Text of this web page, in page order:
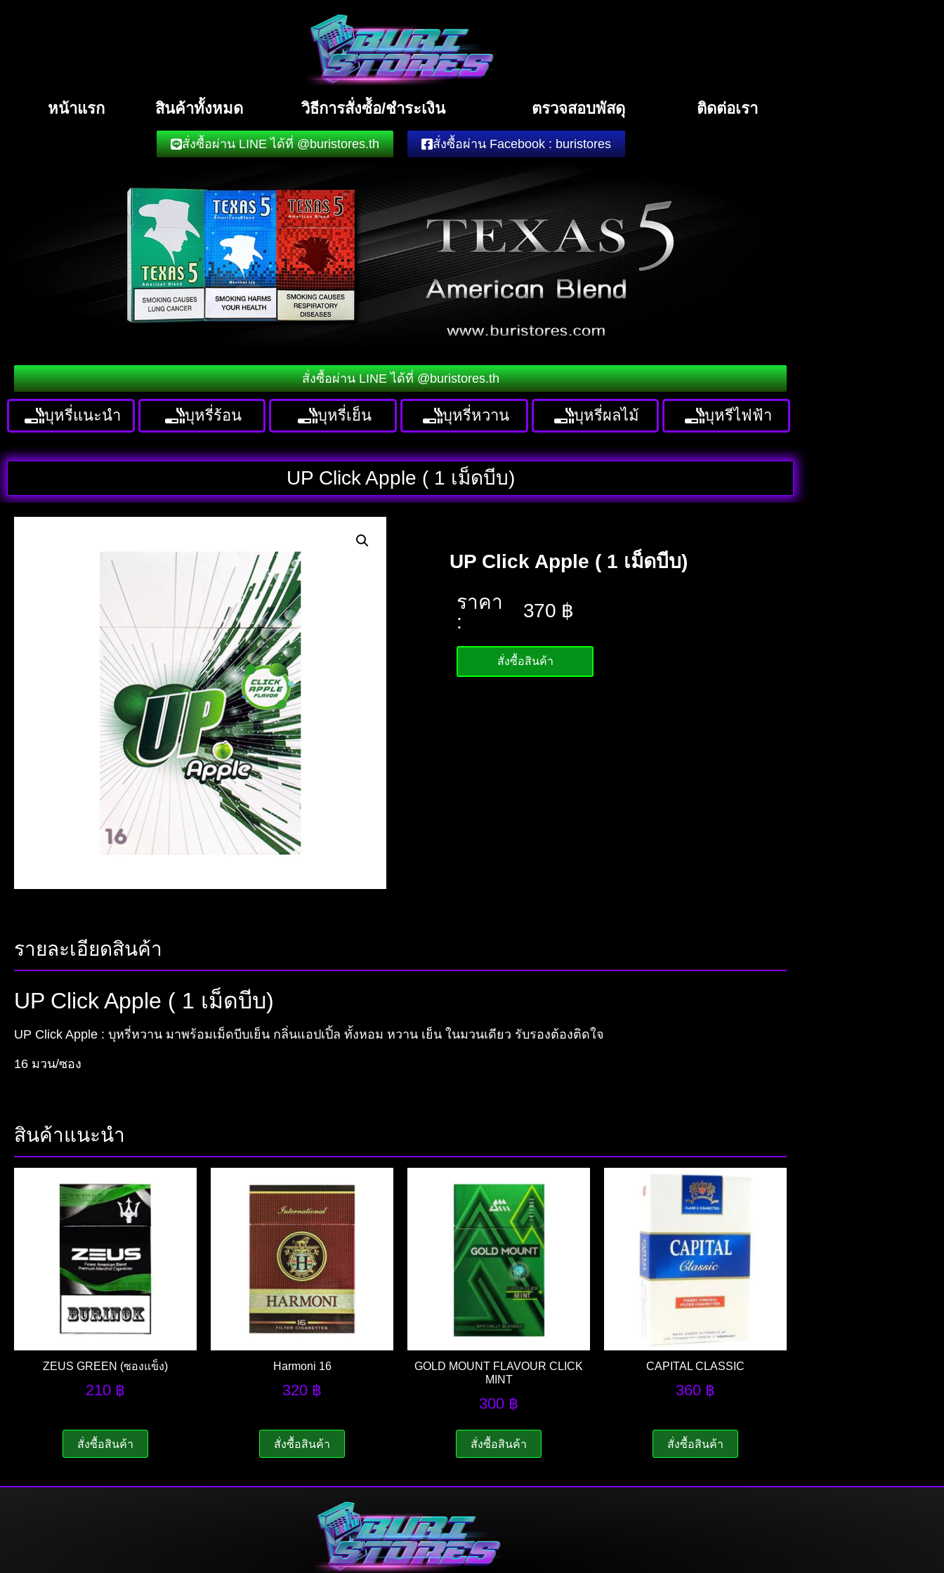
หน้าแรก สินค้าทั้งหมด วิธีการสั่งซ์้อ/ชำระเงิน ตรวจสอบพัสดุ ติดต่อเรา
สั่งซื้อผ่าน LINE ได้ที่ @buristores.th สั่งซื้อผ่าน Facebook : buristores
สั่งซื้อผ่าน LINE ได้ที่ @buristores.th
บุหรี่แนะนำ บุหรี่ร้อน บุหรี่เย็น บุหรี่หวาน บุหรี่ผลไม้ บุหรีไฟฟ้า
UP Click Apple ( 1 เม็ดบีบ)
UP Click Apple ( 1 เม็ดบีบ)
ราคา
:
370 ฿
สั่งซื้อสินค้า
รายละเอียดสินค้า
UP Click Apple ( 1 เม็ดบีบ)
UP Click Apple : บุหรี่หวาน มาพร้อมเม็ดบีบเย็น กลิ่นแอปเปิ้ล ทั้งหอม หวาน เย็น ในมวนเดียว รับรองต้องติดใจ
16 มวน/ซอง
สินค้าแนะนำ
ZEUS GREEN (ซองแข็ง)
210 ฿
สั่งซื้อสินค้า
Harmoni 16
320 ฿
สั่งซื้อสินค้า
GOLD MOUNT FLAVOUR CLICK
MINT
300 ฿
สั่งซื้อสินค้า
CAPITAL CLASSIC
360 ฿
สั่งซื้อสินค้า